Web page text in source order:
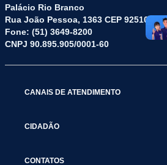
Palácio Rio Branco
Rua João Pessoa, 1363 CEP 92510-045
Fone: (51) 3649-8200
CNPJ 90.895.905/0001-60
CANAIS DE ATENDIMENTO
CIDADÃO
CONTATOS